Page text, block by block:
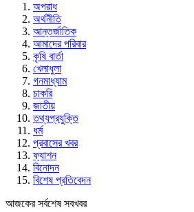
অপরাধ
অর্থনীতি
আন্তর্জাতিক
আমাদের পরিবার
কৃষি বার্তা
খেলাধুলা
গনমাধ্যাম
চাকরি
জাতীয়
তথ্যপ্রযুক্তি
ধর্ম
প্রবাসের খবর
ফ্যাশন
বিনোদন
বিশেষ প্রতিবেদন
আজকের সর্বশেষ সবখবর